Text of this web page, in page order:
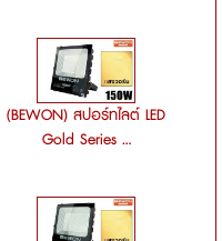
(BEWON) สปอร์ทไลต์ LED
Gold Series ...